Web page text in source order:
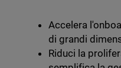
Accelera
di grandi
Riduci la